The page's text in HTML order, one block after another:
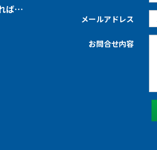
ば…
メールアドレス
お問合せ内容